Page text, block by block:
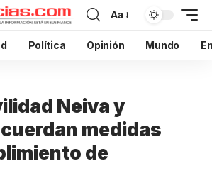
Aa
Política Opinión Mundo
Neiva y
medidas
de